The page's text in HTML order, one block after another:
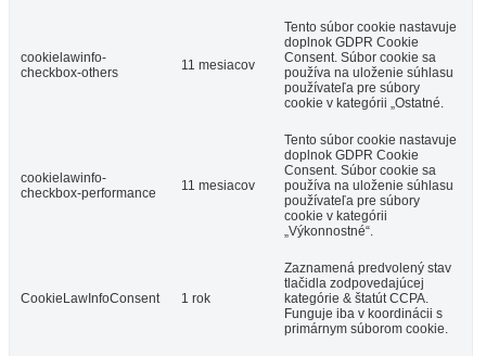
cookielawinfo-
checkbox-others
11 mesiacov
Tento súbor cookie nastavuje
doplnok GDPR Cookie
Consent. Súbor cookie sa
používa na uloženie súhlasu
používateľa pre súbory
cookie v kategórii „Ostatné.
cookielawinfo-
checkbox-performance
11 mesiacov
Tento súbor cookie nastavuje
doplnok GDPR Cookie
Consent. Súbor cookie sa
používa na uloženie súhlasu
používateľa pre súbory
cookie v kategórii
„Výkonnostné“.
CookieLawInfoConsent 1 rok
Zaznamená predvolený stav
tlačidla zodpovedajúcej
kategórie & štatút CCPA.
Funguje iba v koordinácii s
primárnym súborom cookie.